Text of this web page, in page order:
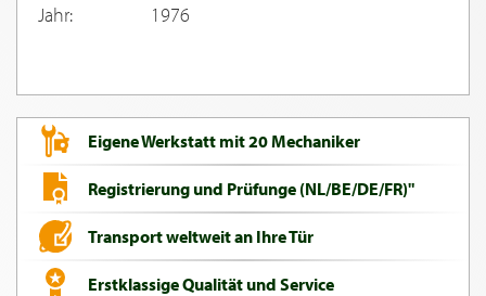
Jahr:
1976
Eigene Werkstatt mit 20 Mechaniker
Registrierung und Prüfunge (NL/BE/DE/FR)"
Transport weltweit an Ihre Tür
Erstklassige Qualität und Service